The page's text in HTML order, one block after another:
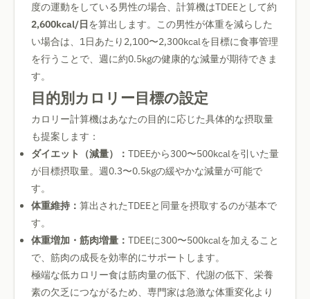
度の運動をしている男性の場合、計算機はTDEEとして約
2,600kcal/日を算出します。この男性が体重を減らした
い場合は、1日あたり2,100〜2,300kcalを目標に食事管理
を行うことで、週に約0.5kgの健康的な減量が期待できま
す。
目的別カロリー目標の設定
カロリー計算機はあなたの目的に応じた具体的な摂取量
も提案します：
ダイエット（減量）： TDEEから300〜500kcalを引いた量
が目標摂取量。週0.3〜0.5kgの緩やかな減量が可能で
す。
体重維持： 算出されたTDEEと同量を摂取するのが基本で
す。
体重増加・筋肉増量： TDEEに300〜500kcalを加えること
で、筋肉の成長を効率的にサポートします。
極端な低カロリー食は筋肉量の低下、代謝の低下、栄養
素の欠乏につながるため、専門家は急激な体重変化より